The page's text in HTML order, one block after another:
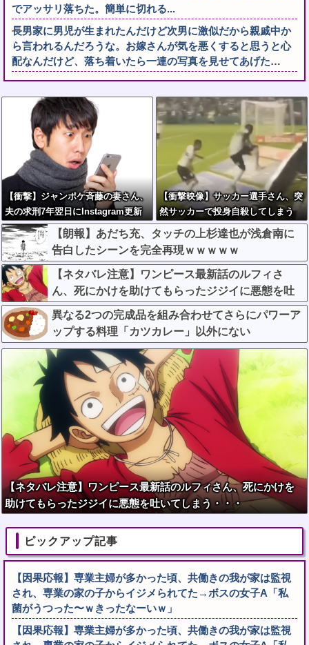
でアッサリ落ちた。簡単に切れる...
長男家に男児が生まれたんだけど次男に激似だから親戚中か
ら言われるんだろうな。お嫁さんが気を悪くすると思うと心
配なんだけど、落ち着いたら一連の写真を見せてあげた…
【衝撃】ジャンポケ斉藤の妻さん、
夫の求刑7年翌日にInstagram更新
しSNS民をザワつかせてしまう…
【衝撃映像】サッカー選手さん、突
然サッカーで投身自殺してしまう
【朗報】あだち充、タッチの上杉達也が浅倉南に
告白したシーンを完全再現ｗｗｗｗｗ
【ネタバレ注意】ワンピース最新話のルフィさ
ん、死にかけを助けてもらったジジイに悪態を吐
いてしまう・・・
異なる2つの完成品を組み合わせてさらにパワーア
ップする料理「カツカレー」以外にない
【ネタバレ注意】ワンピース最新話のルフィさん、死にかけを
助けてもらったジジイに悪態を吐いてしまう・・・
ピックアップ記事
【因果応報】専業主婦が多かった頃、共働きの我が家は監視
され、専業の家の子からイジメられてた→ボスの女子A「私
菌がうつった〜ｗきったなーいｗ」
【因果応報】専業主婦が多かった頃、共働きの我が家は監視